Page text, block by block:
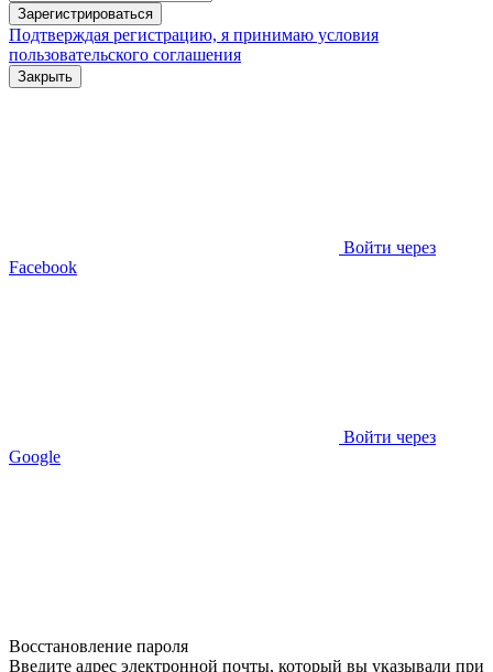
Зарегистрироваться
Подтверждая регистрацию, я принимаю условия
пользовательского соглашения
Закрыть
Войти через
Facebook
Войти через
Google
Восстановление пароля
Введите адрес электронной почты, который вы указывали при